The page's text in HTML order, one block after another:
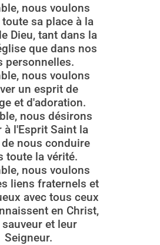
nous voulons
sa place à la
Dieu, tant dans la
que dans nos
personnelles.
nous voulons
un esprit de
et d'adoration.
nous désirons
à l'Esprit Saint la
nous conduire
toute la vérité.
nous voulons
liens fraternels et
avec tous ceux
en Christ,
et leur
Seigneur.